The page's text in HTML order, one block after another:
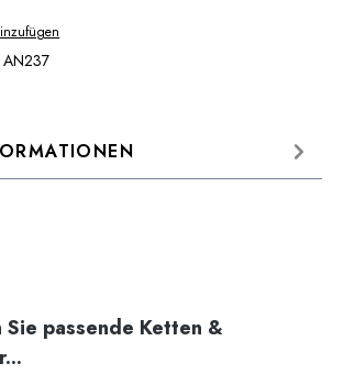
AN237
Sie passende Ketten &